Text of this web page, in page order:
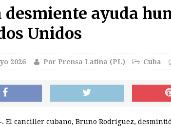
en Cuba
Ludia Montero gana
2026 (+ fotos)
[ 5 agosto 2026 ] Designan nuevo Primer
[ 5 agosto 2026 ] Desarrollan en Granma
desmiente ayuda
Unidos
2026 Por Prensa Latina (PL) Cuba
. El canciller cubano, Bruno Rodríguez,